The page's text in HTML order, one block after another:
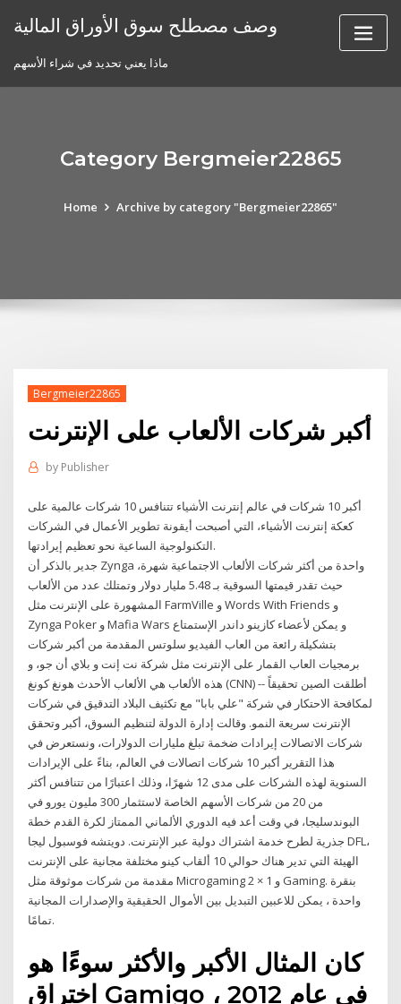
وصف مصطلح سوق الأوراق المالية
ماذا يعني تحديد في شراء الأسهم
Category Bergmeier22865
Home Archive by category "Bergmeier22865"
Bergmeier22865
أكبر شركات الألعاب على الإنترنت
by Publisher
أكبر 10 شركات في عالم إنترنت الأشياء تتنافس 10 شركات عالمية على
كعكة إنترنت الأشياء، التي أصبحت أيقونة تطوير الأعمال في الشركات
التكنولوجية الساعية نحو تعظيم إيرادتها.
جدير بالذكر أن Zynga واحدة من أكثر شركات الألعاب الاجتماعية شهرة،
حيث تقدر قيمتها السوقية بـ 5.48 مليار دولار وتمتلك عدد من الألعاب
المشهورة على الإنترنت مثل FarmVille و Words With Friends و
Zynga Poker و Mafia Wars و يمكن لأعضاء كازينو داندر الإستمتاع
بتشكيلة رائعة من العاب الفيديو سلوتس المقدمة من أكبر شركات
برمجيات العاب القمار على الإنترنت مثل شركة نت إنت و بلاي أن جو، و
هذه الألعاب هي الألعاب الأحدث هونغ كونغ (CNN) -- أطلقت الصين تحقيقاً
لمكافحة الاحتكار في شركة "علي بابا" مع تكثيف البلاد التدقيق في شركات
الإنترنت سريعة النمو. وقالت إدارة الدولة لتنظيم السوق، أكبر وتحقق
شركات الاتصالات إيرادات ضخمة تبلغ مليارات الدولارات، ونستعرض في
هذا التقرير أكبر 10 شركات اتصالات في العالم، بناءً على الإيرادات
السنوية لهذه الشركات على مدى 12 شهرًا، وذلك اعتبارًا من تتنافس أكثر
من 20 من شركات الأسهم الخاصة لاستثمار 300 مليون يورو في
البوندسليجا، في وقت أعد فيه الدوري الألماني الممتاز لكرة القدم خطة
جذرية لطرح خدمة اشتراك دولية عبر الإنترنت. دويتشه فوسبول ليجا DFL،
الهيئة التي تدير هناك حوالي 10 ألقاب كينو مختلفة مجانية على الإنترنت
مقدمة من شركات موثوقة مثل Microgaming و 1 × 2 Gaming. بنقرة
واحدة ، يمكن للاعبين التبديل بين الأموال الحقيقية والإصدارات المجانية
تمامًا.
كان المثال الأكبر والأكثر سوءًا هو
اختراق Gamigo في عام 2012 ،